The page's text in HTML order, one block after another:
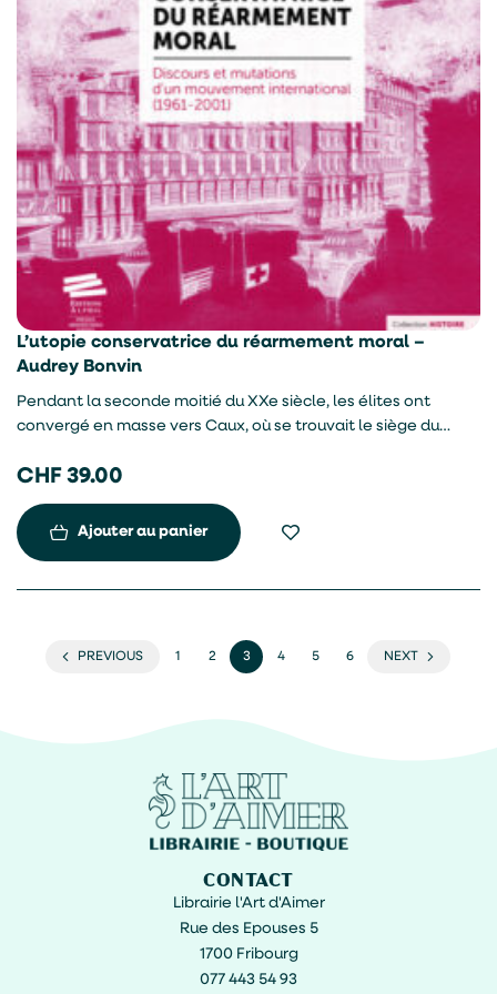
L’utopie conservatrice du réarmement moral –
Audrey Bonvin
Pendant la seconde moitié du XXe siècle, les élites ont
convergé en masse vers Caux, où se trouvait le siège du
expose l’histoire, l’idéologie anticommuniste et les activités
de ce groupe, qui n’était ni un mouvement religieux ni une
organisation politique.
CHF 39.00
Ajouter au panier
PREVIOUS 1 2 3 4 5 6 NEXT
CONTACT
Librairie l'Art d'Aimer
Rue des Epouses 5
1700 Fribourg
077 443 54 93